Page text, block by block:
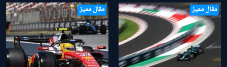
مقال مميز مقال مميز